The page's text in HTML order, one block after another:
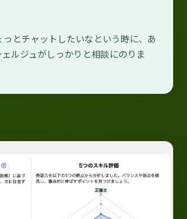
とチャットしたいなという時に、あ
ルジュがしっかりと相談にのりま